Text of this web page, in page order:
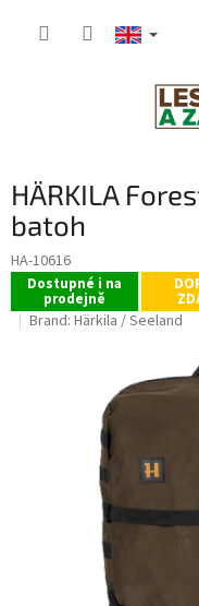
HÄRKILA
batoh
HA-10616
Dostupné i na
prodejně
Brand: Härkila / Seeland